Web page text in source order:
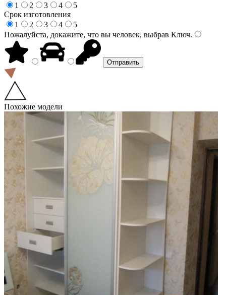
1
2 3 4
5
Срок изготовления
1
2 3 4
5
Пожалуйста, докажите, что вы человек, выбрав Ключ.
Похожие модели